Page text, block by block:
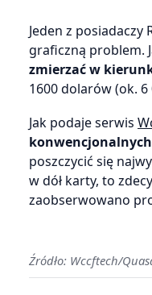
Jeden z posiadaczy
graficzną problem.
zmierzać w
1600 dolarów (ok.
Jak podaje serwis
poszczycić się
w dół karty, to
zaobserwowano
Źródło: Wccftech/